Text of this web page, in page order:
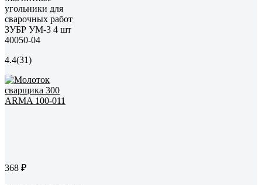
угольники для
сварочных работ
ЗУБР УМ-3 4 шт
40050-04
4.4(31)
368 ₽